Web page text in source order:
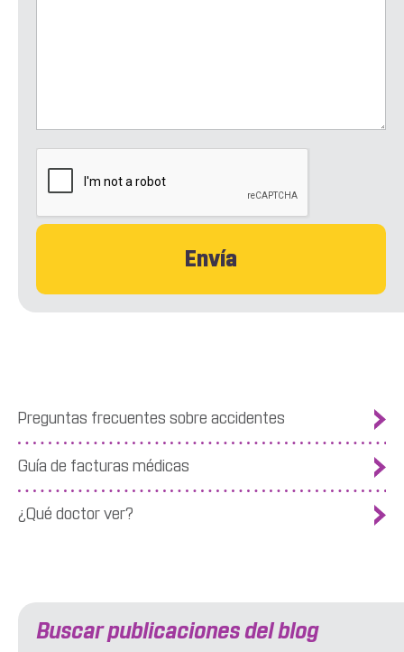
Preguntas frecuentes sobre accidentes
Guía de facturas médicas
¿Qué doctor ver?
Buscar publicaciones del blog